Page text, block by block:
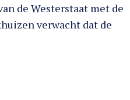
de Westerstaat met de
verwacht dat de